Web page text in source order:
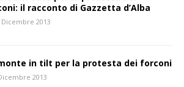
il racconto di Gazzetta d’Alba
Dicembre 2013
in tilt per la protesta dei forconi
2013